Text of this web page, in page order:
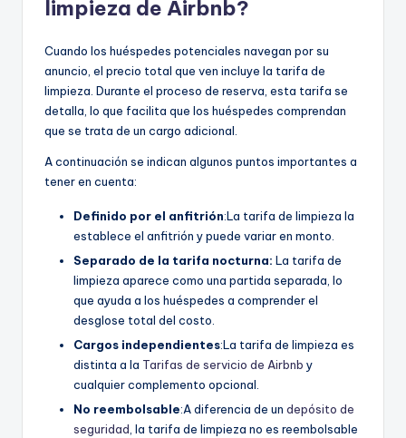
limpieza de Airbnb?
Cuando los huéspedes potenciales navegan por su
anuncio, el precio total que ven incluye la tarifa de
limpieza. Durante el proceso de reserva, esta tarifa se
detalla, lo que facilita que los huéspedes comprendan
que se trata de un cargo adicional.
A continuación se indican algunos puntos importantes a
tener en cuenta:
Definido por el anfitrión:La tarifa de limpieza la
establece el anfitrión y puede variar en monto.
Separado de la tarifa nocturna: La tarifa de
limpieza aparece como una partida separada, lo
que ayuda a los huéspedes a comprender el
desglose total del costo.
Cargos independientes:La tarifa de limpieza es
distinta a la Tarifas de servicio de Airbnb y
cualquier complemento opcional.
No reembolsable:A diferencia de un depósito de
seguridad, la tarifa de limpieza no es reembolsable